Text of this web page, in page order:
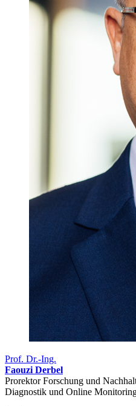
Prof. Dr.-Ing.
Faouzi Derbel
Prorektor Forschung und
Diagnostik und Online